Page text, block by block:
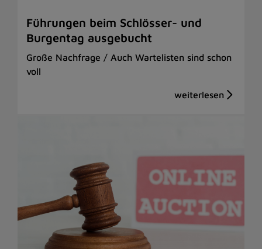
Führungen beim Schlösser- und
Burgentag ausgebucht
Große Nachfrage / Auch Wartelisten sind schon
voll